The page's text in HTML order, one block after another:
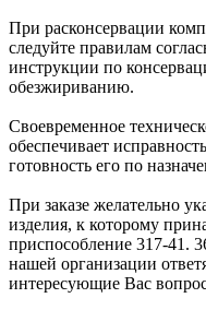
При расконсервации
следуйте правилам
инструкции по
обезжириванию.
Своевременное
обеспечивает
готовность его по
При заказе желательно
изделия, к которому
приспособление 317-41.
нашей организации
интересующие Вас